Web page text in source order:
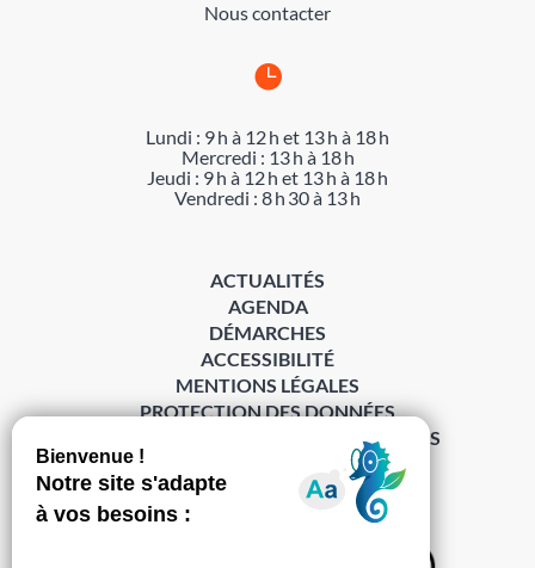
Nous contacter

Lundi : 9 h à 12 h et 13 h à 18 h
Mercredi : 13 h à 18 h
Jeudi : 9 h à 12 h et 13 h à 18 h
Vendredi : 8 h 30 à 13 h
S’abonner à la Gazette ›
ACTUALITÉS
AGENDA
DÉMARCHES
ACCESSIBILITÉ
MENTIONS LÉGALES
PROTECTION DES DONNÉES
POLITIQUE DE GESTION DES COOKIES